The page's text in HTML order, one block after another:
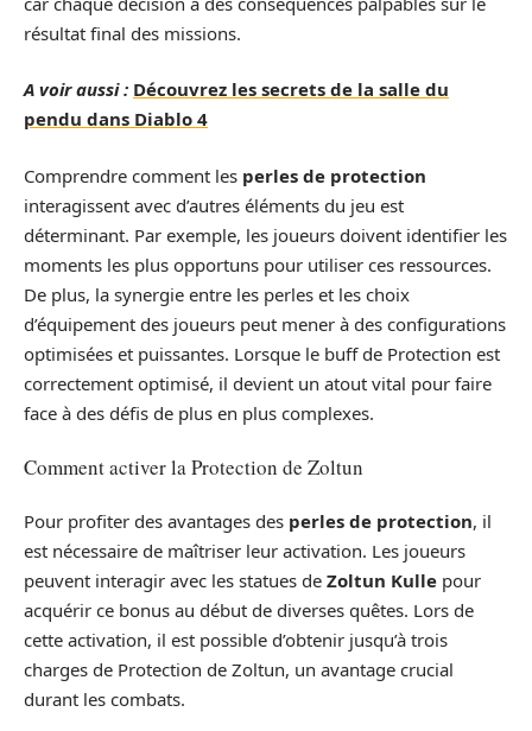
résultat final des missions.
A voir aussi : Découvrez les secrets de la salle du
pendu dans Diablo 4
Comprendre comment les perles de protection
interagissent avec d’autres éléments du jeu est
déterminant. Par exemple, les joueurs doivent identifier les
moments les plus opportuns pour utiliser ces ressources.
De plus, la synergie entre les perles et les choix
d’équipement des joueurs peut mener à des configurations
optimisées et puissantes. Lorsque le buff de Protection est
correctement optimisé, il devient un atout vital pour faire
face à des défis de plus en plus complexes.
Comment activer la Protection de Zoltun
Pour profiter des avantages des perles de protection, il
est nécessaire de maîtriser leur activation. Les joueurs
peuvent interagir avec les statues de Zoltun Kulle pour
acquérir ce bonus au début de diverses quêtes. Lors de
cette activation, il est possible d’obtenir jusqu’à trois
charges de Protection de Zoltun, un avantage crucial
durant les combats.